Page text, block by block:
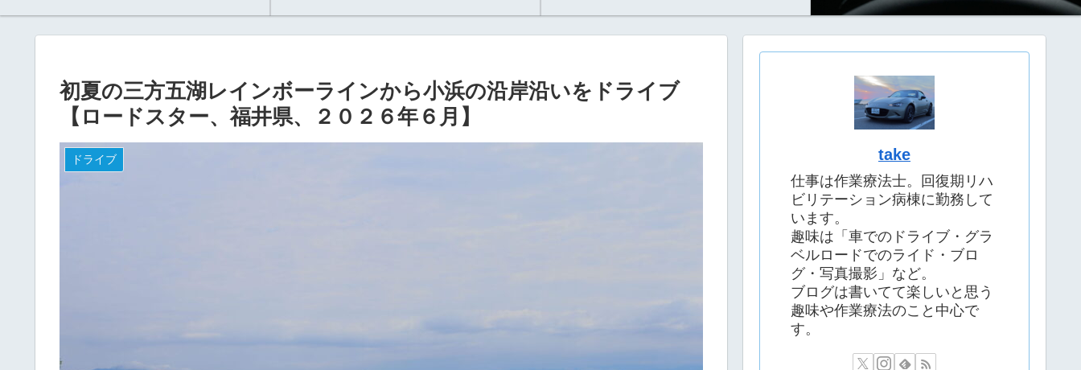
初夏の三方五湖レインボーラインから小浜の沿岸沿いをドライブ
【ロードスター、福井県、２０２６年６月】
ドライブ take
仕事は作業療法士。回復期リハ
ビリテーション病棟に勤務して
います。
趣味は「車でのドライブ・グラ
ベルロードでのライド・ブロ
グ・写真撮影」など。
ブログは書いてて楽しいと思う
趣味や作業療法のこと中心で
す。